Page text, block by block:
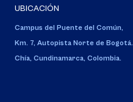
UBICACIÓN
Campus del Puente del Común,
Km. 7, Autopista Norte de Bogotá.
Chía, Cundinamarca, Colombia.